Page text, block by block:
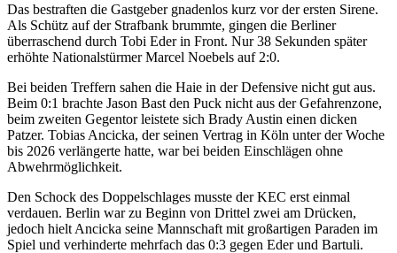
Das bestraften die Gastgeber gnadenlos kurz vor der ersten Sirene.
Als Schütz auf der Strafbank brummte, gingen die Berliner
überraschend durch Tobi Eder in Front. Nur 38 Sekunden später
erhöhte Nationalstürmer Marcel Noebels auf 2:0.
Bei beiden Treffern sahen die Haie in der Defensive nicht gut aus.
Beim 0:1 brachte Jason Bast den Puck nicht aus der Gefahrenzone,
beim zweiten Gegentor leistete sich Brady Austin einen dicken
Patzer. Tobias Ancicka, der seinen Vertrag in Köln unter der Woche
bis 2026 verlängerte hatte, war bei beiden Einschlägen ohne
Abwehrmöglichkeit.
Den Schock des Doppelschlages musste der KEC erst einmal
verdauen. Berlin war zu Beginn von Drittel zwei am Drücken,
jedoch hielt Ancicka seine Mannschaft mit großartigen Paraden im
Spiel und verhinderte mehrfach das 0:3 gegen Eder und Bartuli.